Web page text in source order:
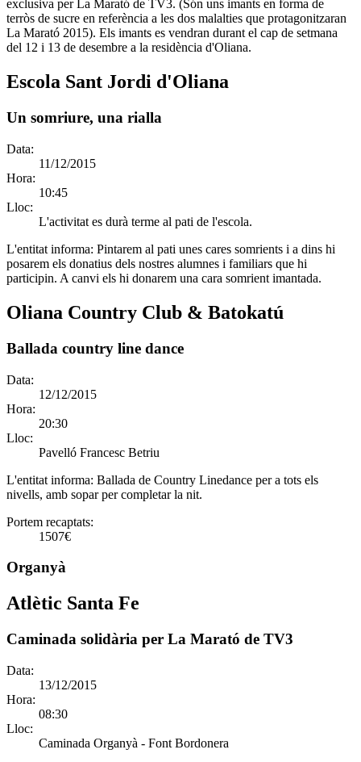
exclusiva per La Marató de TV3. (Són uns imants en forma de
terròs de sucre en referència a les dos malalties que protagonitzaran
La Marató 2015). Els imants es vendran durant el cap de setmana
del 12 i 13 de desembre a la residència d'Oliana.
Escola Sant Jordi d'Oliana
Un somriure, una rialla
Data:
11/12/2015
Hora:
10:45
Lloc:
L'activitat es durà terme al pati de l'escola.
L'entitat informa: Pintarem al pati unes cares somrients i a dins hi
posarem els donatius dels nostres alumnes i familiars que hi
participin. A canvi els hi donarem una cara somrient imantada.
Oliana Country Club & Batokatú
Ballada country line dance
Data:
12/12/2015
Hora:
20:30
Lloc:
Pavelló Francesc Betriu
L'entitat informa: Ballada de Country Linedance per a tots els
nivells, amb sopar per completar la nit.
Portem recaptats:
1507€
Organyà
Atlètic Santa Fe
Caminada solidària per La Marató de TV3
Data:
13/12/2015
Hora:
08:30
Lloc:
Caminada Organyà - Font Bordonera